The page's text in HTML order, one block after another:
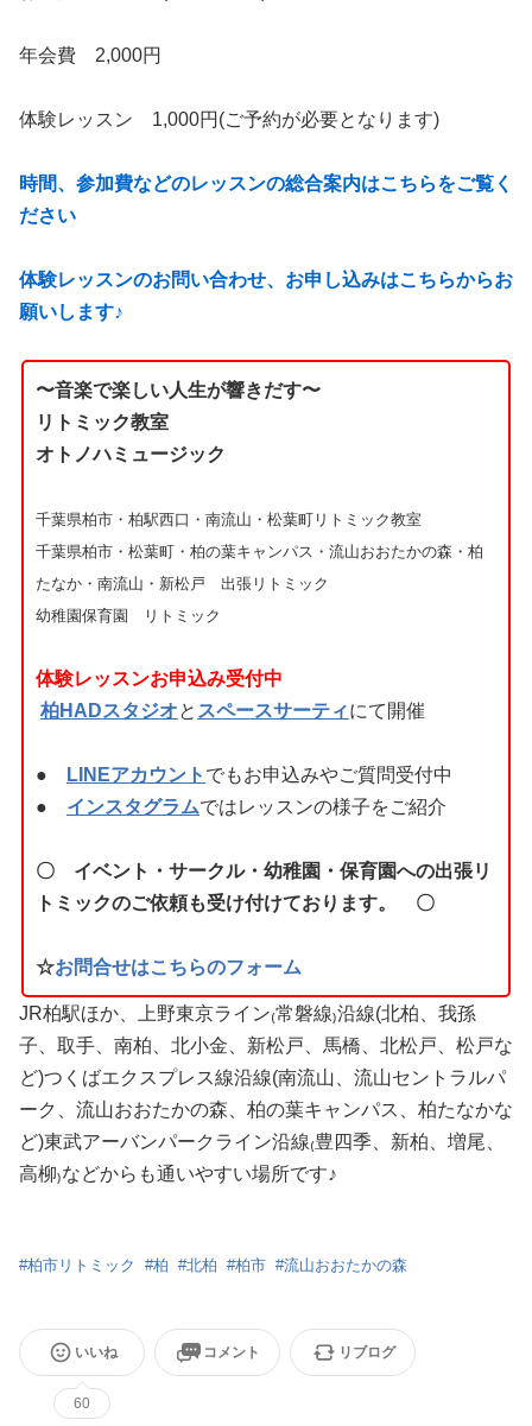
年会費 2,000円
体験レッスン 1,000円(ご予約が必要となります)
時間、参加費などのレッスンの総合案内はこちらをご覧く
ださい
体験レッスンのお問い合わせ、お申し込みはこちらからお
願いします♪
〜音楽で楽しい人生が響きだす〜
リトミック教室
オトノハミュージック
千葉県柏市・柏駅西口・南流山・松葉町リトミック教室
千葉県柏市・松葉町・柏の葉キャンパス・流山おおたかの森・柏
たなか・南流山・新松戸 出張リトミック
幼稚園保育園 リトミック
体験レッスンお申込み受付中
柏HADスタジオと スペースサーティにて開催
● LINEアカウント でもお申込みやご質問受付中
● インスタグラムではレッスンの様子をご紹介
〇 イベント・サークル・幼稚園・保育園への出張リ
トミックのご依頼も受け付けております。 〇
☆お問合せはこちらのフォーム
JR柏駅ほか、上野東京ライン₍常磐線₎沿線(北柏、我孫
子、取手、南柏、北小金、新松戸、馬橋、北松戸、松戸な
ど)つくばエクスプレス線沿線(南流山、流山セントラルパ
ーク、流山おおたかの森、柏の葉キャンパス、柏たなかな
ど)東武アーバンパークライン沿線₍豊四季、新柏、増尾、
高柳₎などからも通いやすい場所です♪
#柏市リトミック #柏 #北柏 #柏市 #流山おおたかの森
いいね
60
コメント リブログ